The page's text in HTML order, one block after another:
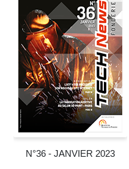
N°36 - JANVIER 2023